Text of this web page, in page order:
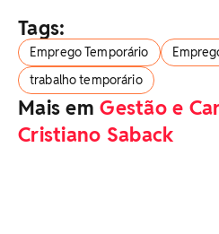
Tags:
Emprego Temporário
trabalho temporário
Mais emGestão e
Cristiano Saback